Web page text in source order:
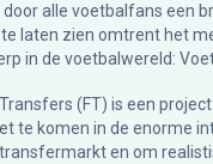
alle voetbalfans een
laten zien omtrent het
in de voetbalwereld:
(FT) is een
te komen in de enorme
en om